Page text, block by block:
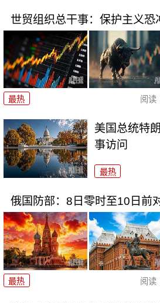
世贸组织总干事：保护主义恐
最热 阅读
美国总统特
事访问
最热
俄国防部：8日零时至10日前
最热 阅读